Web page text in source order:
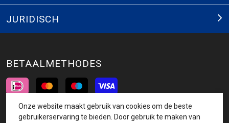
JURIDISCH
BETAALMETHODES
INSCHRIJVEN NIEUWSBRIEF
Onze website maakt gebruik van cookies om de beste
gebruikerservaring te bieden. Door gebruik te maken van